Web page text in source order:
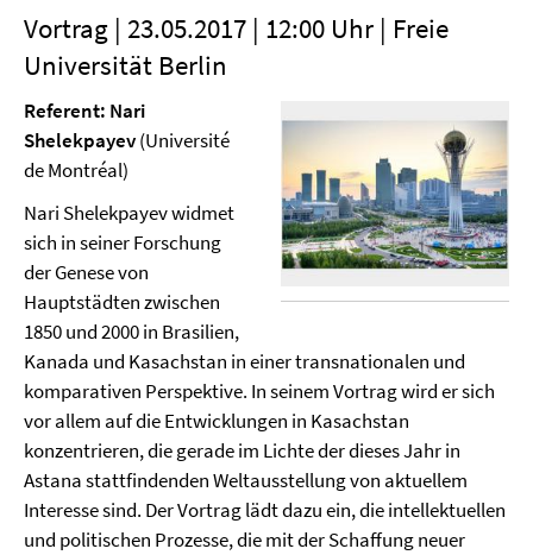
Vortrag | 23.05.2017 | 12:00 Uhr | Freie
Universität Berlin
Referent: Nari
Shelekpayev(Université
de Montréal)
Nari Shelekpayev widmet
sich in seiner Forschung
der Genese von
Hauptstädten zwischen
1850 und 2000 in Brasilien,
Kanada und Kasachstan in einer transnationalen und
komparativen Perspektive. In seinem Vortrag wird er sich
vor allem auf die Entwicklungen in Kasachstan
konzentrieren, die gerade im Lichte der dieses Jahr in
Astana stattfindenden Weltausstellung von aktuellem
Interesse sind. Der Vortrag lädt dazu ein, die intellektuellen
und politischen Prozesse, die mit der Schaffung neuer